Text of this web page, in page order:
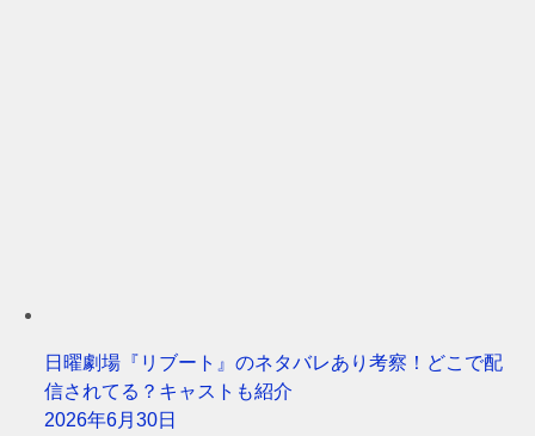
日曜劇場『リブート』のネタバレあり考察！どこで配
信されてる？キャストも紹介
2026年6月30日